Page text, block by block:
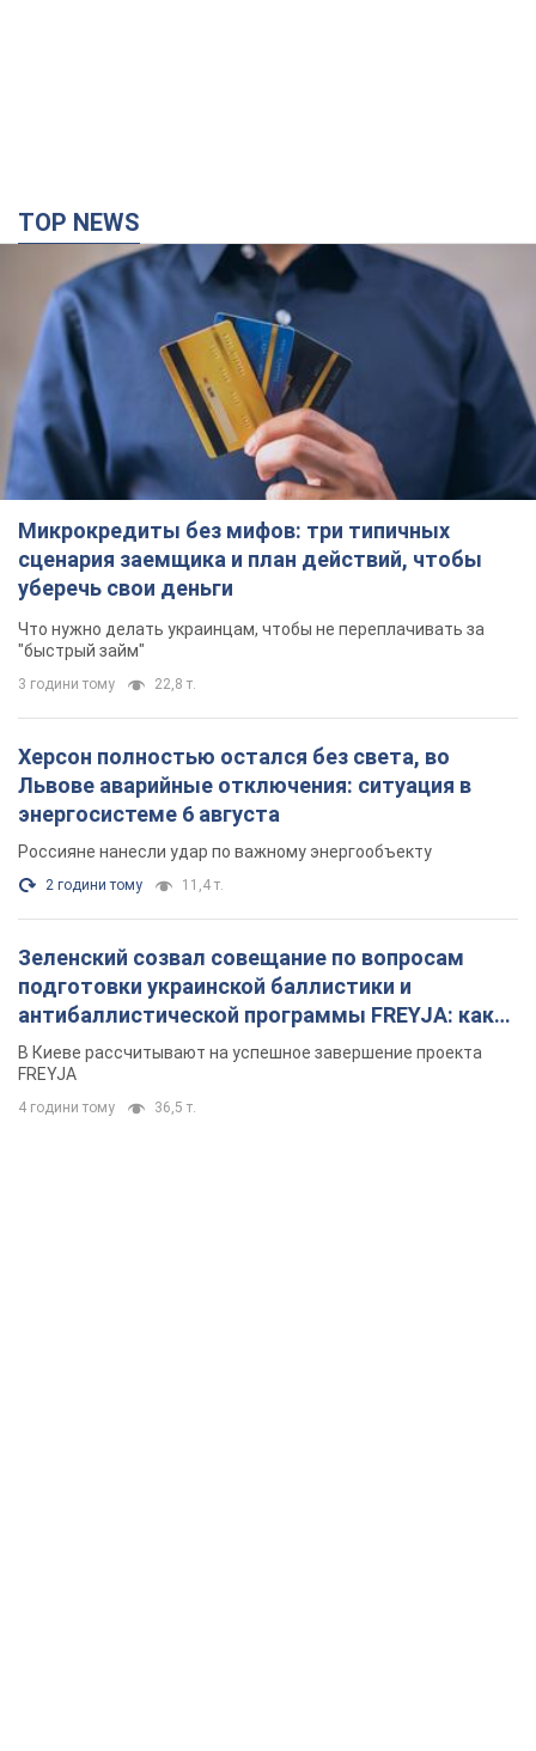
TOP NEWS
Микрокредиты без мифов: три типичных
сценария заемщика и план действий, чтобы
уберечь свои деньги
Что нужно делать украинцам, чтобы не переплачивать за
"быстрый займ"
3 години тому 22,8 т.
Херсон полностью остался без света, во
Львове аварийные отключения: ситуация в
энергосистеме 6 августа
Россияне нанесли удар по важному энергообъекту
2 години тому 11,4 т.
Зеленский созвал совещание по вопросам
подготовки украинской баллистики и
антибаллистической программы FREYJA: какие
решения готовятся
В Киеве рассчитывают на успешное завершение проекта
FREYJA
4 години тому 36,5 т.